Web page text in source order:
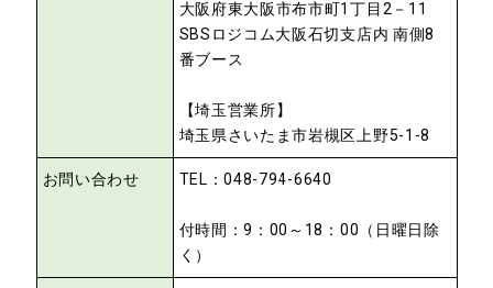
大阪府東大阪市布市町1丁目2－11
SBSロジコム大阪石切支店内 南側8
番ブース
【埼玉営業所】
埼玉県さいたま市岩槻区上野5-1-8
お問い合わせ TEL：048-794-6640
付時間：9：00～18：00（日曜日除
く）